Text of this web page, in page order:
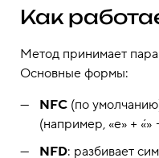
Как
Метод принимает
Основные формы:
NFC (по
(например, «e» + «́»
NFD: разбивает